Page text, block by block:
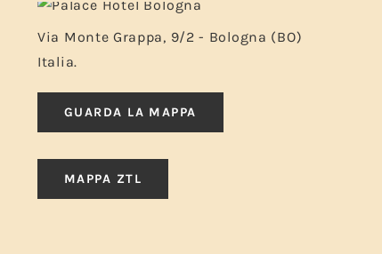
Via Monte Grappa, 9/2 - Bologna (BO)
Italia.
GUARDA LA MAPPA
MAPPA ZTL